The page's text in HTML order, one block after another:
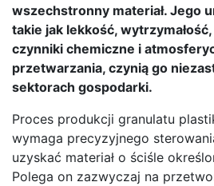
wszechstronny materiał. Jego
takie jak lekkość,
czynniki chemiczne i
przetwarzania, czynią go
sektorach gospodarki.
Proces produkcji granulatu
wymaga precyzyjnego
uzyskać materiał o ściśle
Polega on zazwyczaj na